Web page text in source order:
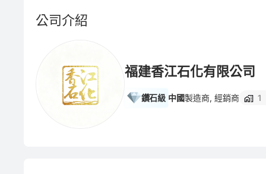
公司介紹
福建香江石化有限公司
鑽石級 中國製造商, 經銷商 1